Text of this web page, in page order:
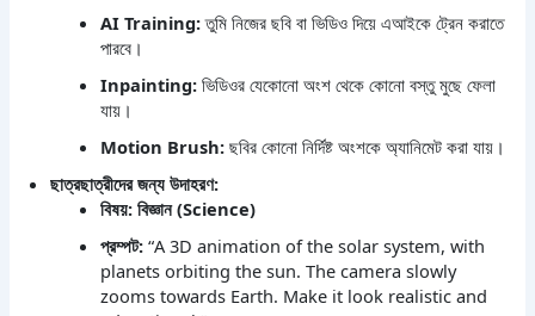
AI Training:তুমি নিজের ছবি বা ভিডিও দিয়ে এআইকে ট্রেন করাতে
পারবে।
Inpainting: ভিডিওর যেকোনো অংশ থেকে কোনো বস্তু মুছে ফেলা
যায়।
Motion Brush: ছবির কোনো নির্দিষ্ট অংশকে অ্যানিমেট করা যায়।
ছাত্রছাত্রীদের জন্য উদাহরণ:
বিষয়: বিজ্ঞান (Science)
প্রম্পট: “A 3D animation of the solar system, with
planets orbiting the sun. The camera slowly
zooms towards Earth. Make it look realistic and